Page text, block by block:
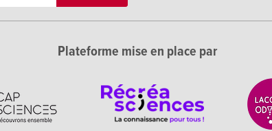
Plateforme mise en place par